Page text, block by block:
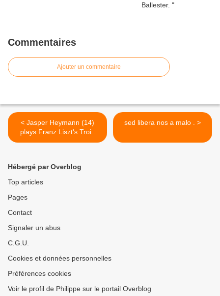
Commentaires
Ajouter un commentaire
< Jasper Heymann (14)
plays Franz Liszt's Trois
Études de Concert S 144,
sed libera nos a malo . >
Hébergé par Overblog
Top articles
Pages
Contact
Signaler un abus
C.G.U.
Cookies et données personnelles
Préférences cookies
Voir le profil de Philippe sur le portail Overblog